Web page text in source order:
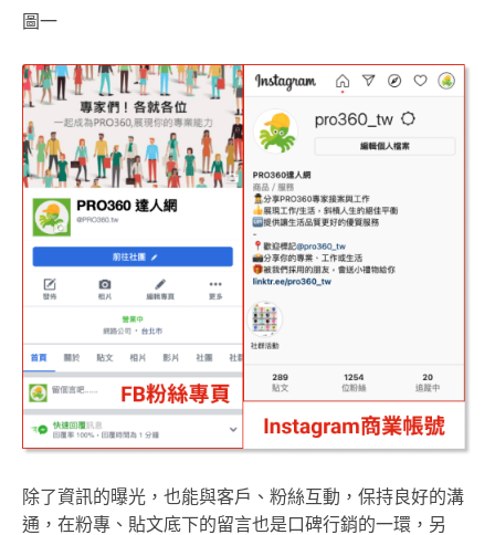
圖一
除了資訊的曝光，也能與客戶、粉絲互動，保持良好的溝
通，在粉專、貼文底下的留言也是口碑行銷的一環，另